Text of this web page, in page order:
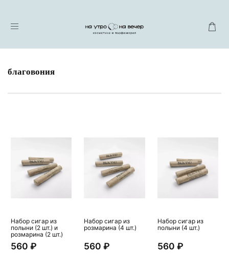
благовония
Набор сигар из
полыни (2 шт.) и
розмарина (2 шт.)
560 ₽
Набор сигар из
розмарина (4 шт.)
560 ₽
Набор сигар из
полыни (4 шт.)
560 ₽